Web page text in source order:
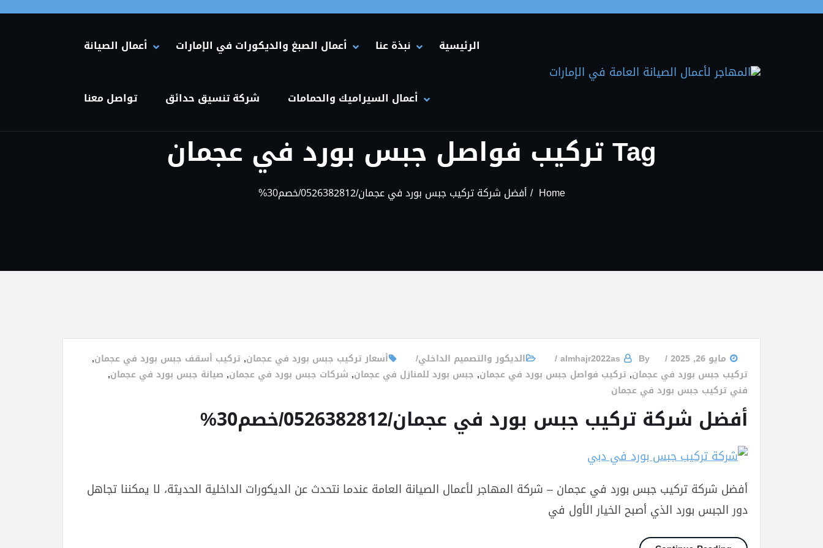
Skip to the content
الرئيسية نبذة عنا
SHOW نبذة عنا SUBMENU
HIDE نبذة عنا SUBMENU أعمال الصبغ والديكورات في الإمارات
SHOW أعمال الصبغ والديكورات في الإمارات SUBMENU
HIDE أعمال الصبغ والديكورات في الإمارات SUBMENU أعمال الصيانة
SHOW أعمال الصيانة SUBMENU
HIDE أعمال الصيانة SUBMENU
أعمال السيراميك والحمامات
SHOW أعمال السيراميك والحمامات SUBMENU
HIDE أعمال السيراميك والحمامات SUBMENU شركة تنسيق حدائق تواصل معنا
Tag تركيب فواصل جبس بورد في عجمان
Home أفضل شركة تركيب جبس بورد في عجمان/0526382812/خصم30%
مايو 26, 2025 By
almhajr2022as الديكور والتصميم الداخلي أسعار تركيب جبس بورد في عجمان, تركيب أسقف جبس بورد في عجمان,
تركيب جبس بورد في عجمان, تركيب فواصل جبس بورد في عجمان, جبس بورد للمنازل في عجمان, شركات جبس بورد في عجمان, صيانة جبس بورد في عجمان,
فني تركيب جبس بورد في عجمان
أفضل شركة تركيب جبس بورد في عجمان/0526382812/خصم30%
أفضل شركة تركيب جبس بورد في عجمان – شركة المهاجر لأعمال الصيانة العامة عندما نتحدث عن الديكورات الداخلية الحديثة، لا يمكننا تجاهل
دور الجبس بورد الذي أصبح الخيار الأول في